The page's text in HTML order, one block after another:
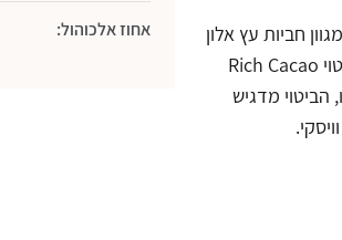
חביות עץ אלון
אירופאי ואמריקאי, בחירת החביות בביטוי Rich Cacao
מדגיש
אחוז אלכוהול: